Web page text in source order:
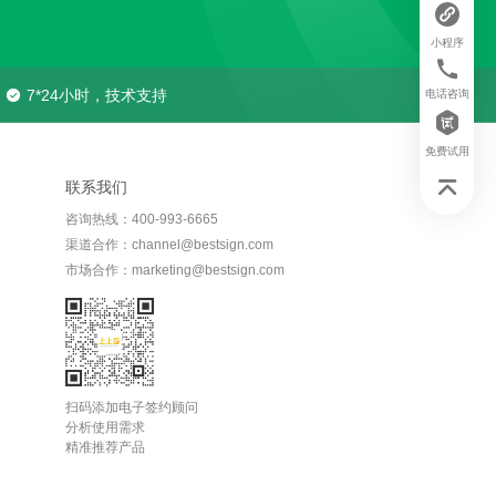
7*24小时，技术支持
联系我们
咨询热线：400-993-6665
渠道合作：channel@bestsign.com
市场合作：marketing@bestsign.com
扫码添加电子签约顾问
分析使用需求
精准推荐产品
小程序
电话咨询
免费试用